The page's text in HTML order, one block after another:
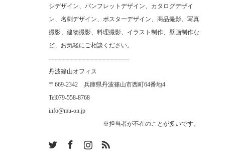
シデザイン、パンフレットデザイン、カタログデザイ
ン、名刺デザイン、ポスターデザイン、商品撮影、写真
撮影、建物撮影、料理撮影、イラスト制作、壁画制作な
ど、お気軽にご相談ください。
----------------------------------------
丹波篠山オフィス
〒669-2342 兵庫県丹波篠山市西町64番地4
Tel079-558-8768
info@mu-on.jp
※担当者が不在のことが多いです。